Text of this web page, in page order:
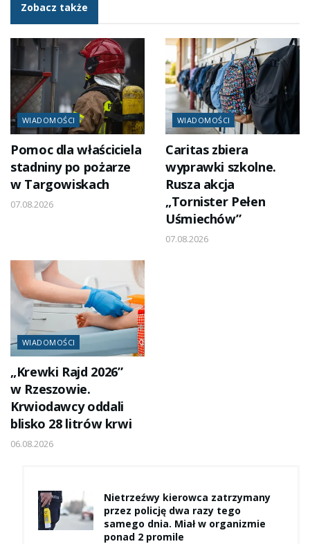
Zobacz także
WIADOMOŚCI
Pomoc dla właściciela
stadniny po pożarze
w Targowiskach
07.08.2026
WIADOMOŚCI
Caritas zbiera
wyprawki szkolne.
Rusza akcja
„Tornister Pełen
Uśmiechów”
07.08.2026
WIADOMOŚCI
„Krewki Rajd 2026”
w Rzeszowie.
Krwiodawcy oddali
blisko 28 litrów krwi
06.08.2026
Nietrzeźwy kierowca zatrzymany
przez policję dwa razy tego
samego dnia. Miał w organizmie
ponad 2 promile